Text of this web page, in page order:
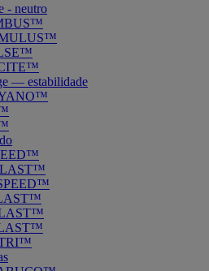
- neutro
— estabilidade